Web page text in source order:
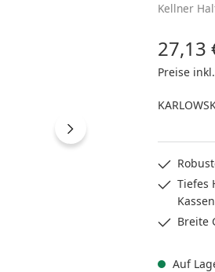
Kellner
Regulärer
27,13
Preise
Tiefes
Breite
Auf